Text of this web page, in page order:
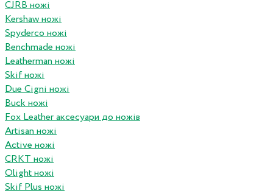
CJRB ножі
Kershaw ножі
Spyderco ножі
Benchmade ножі
Leatherman ножі
Skif ножі
Due Cigni ножі
Buck ножі
Fox Leather аксесуари до ножів
Artisan ножі
Active ножі
CRKT ножі
Olight ножі
Skif Plus ножі